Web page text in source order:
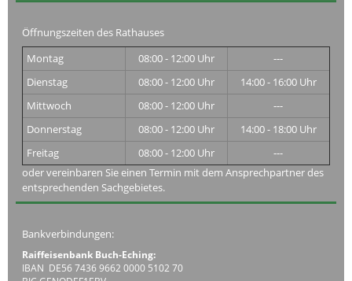
Öffnungszeiten des Rathauses
Montag
08:00 - 12:00 Uhr
---
Dienstag
08:00 - 12:00 Uhr
14:00 - 16:00 Uhr
Mittwoch
08:00 - 12:00 Uhr
---
Donnerstag
08:00 - 12:00 Uhr
14:00 - 18:00 Uhr
Freitag
08:00 - 12:00 Uhr
---
oder vereinbaren Sie einen Termin mit dem Ansprechpartner des
entsprechenden Sachgebietes.
Bankverbindungen:
Raiffeisenbank Buch-Eching:
IBAN DE56 7436 9662 0000 5102 70